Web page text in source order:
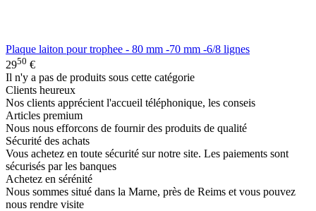
Plaque laiton pour trophee - 80 mm -70 mm -6/8 lignes
2950 €
Il n'y a pas de produits sous cette catégorie
Clients heureux
Nos clients apprécient l'accueil téléphonique, les conseis
Articles premium
Nous nous efforcons de fournir des produits de qualité
Sécurité des achats
Vous achetez en toute sécurité sur notre site. Les paiements sont
sécurisés par les banques
Achetez en sérénité
Nous sommes situé dans la Marne, près de Reims et vous pouvez
nous rendre visite